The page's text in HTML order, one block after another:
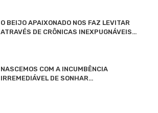
O BEIJO APAIXONADO NOS FAZ LEVITAR
ATRAVÉS DE CRÔNICAS INEXPUGNÁVEIS…
NASCEMOS COM A INCUMBÊNCIA
IRREMEDIÁVEL DE SONHAR…